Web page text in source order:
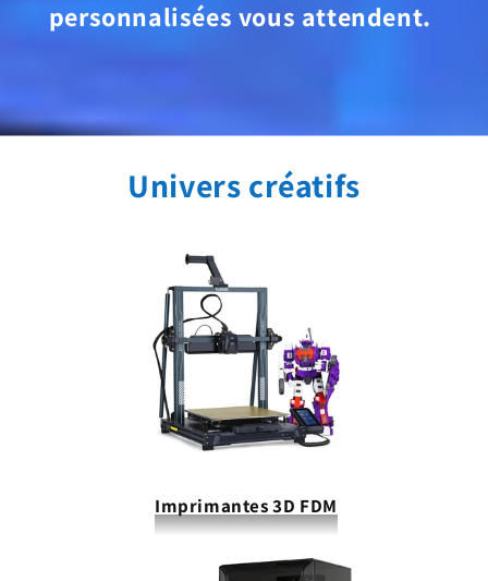
personnalisées vous attendent.
Univers créatifs
Imprimantes 3D FDM